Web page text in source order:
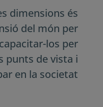
dimensions és
del món per
los per
punts de vista i
en la societat